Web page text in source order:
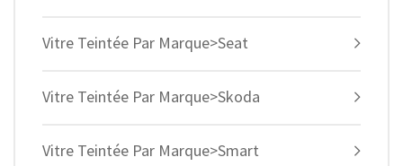
Vitre Teintée Par Marque>Seat
Vitre Teintée Par Marque>Skoda
Vitre Teintée Par Marque>Smart